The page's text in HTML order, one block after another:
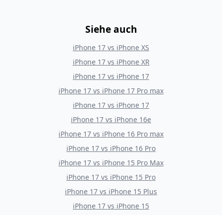
Siehe auch
iPhone 17 vs iPhone XS
iPhone 17vs iPhone XR
iPhone 17 vs iPhone 17
iPhone 17 vs iPhone 17 Pro max
iPhone 17 vs iPhone 17
iPhone 17 vs iPhone 16e
iPhone 17 vs iPhone 16 Pro max
iPhone 17 vs iPhone 16 Pro
iPhone 17 vs iPhone 15 Pro Max
iPhone 17 vs iPhone 15 Pro
iPhone 17 vs iPhone 15 Plus
iPhone 17 vs iPhone 15